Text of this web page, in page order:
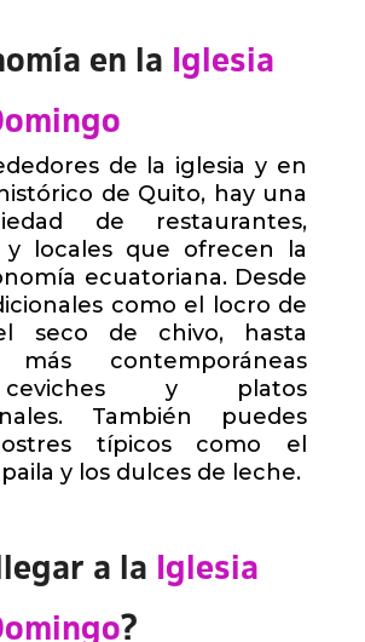
en la
Iglesia
de la iglesia y en
de Quito, hay una
de restaurantes,
y locales que ofrecen la
ecuatoriana. Desde
como el locro de
seco de chivo, hasta
más contemporáneas
y platos
También puedes
típicos como el
y los dulces de leche.
a la
Iglesia
?